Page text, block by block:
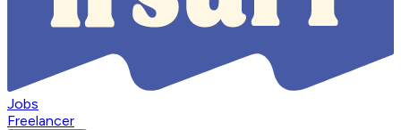
Jobs
Freelancer